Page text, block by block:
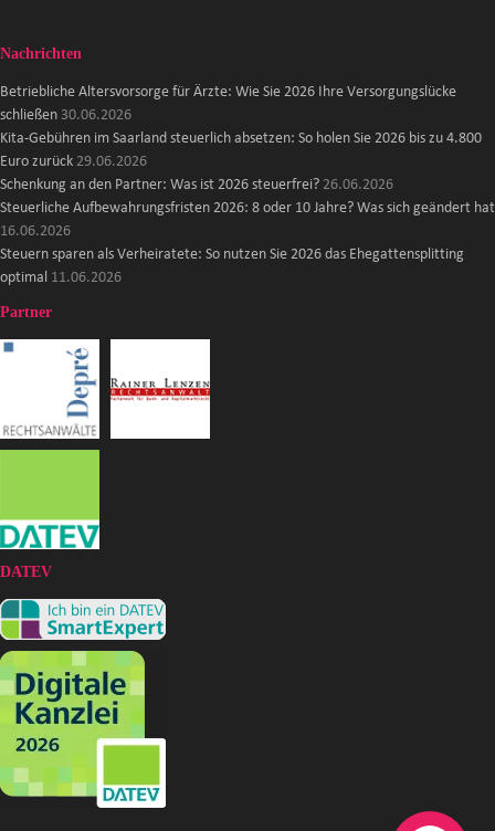
Nachrichten
Betriebliche Altersvorsorge für Ärzte: Wie Sie 2026 Ihre Versorgungslücke
schließen 30.06.2026
Kita-Gebühren im Saarland steuerlich absetzen: So holen Sie 2026 bis zu 4.800
Euro zurück 29.06.2026
Schenkung an den Partner: Was ist 2026 steuerfrei? 26.06.2026
Steuerliche Aufbewahrungsfristen 2026: 8 oder 10 Jahre? Was sich geändert hat
16.06.2026
Steuern sparen als Verheiratete: So nutzen Sie 2026 das Ehegattensplitting
optimal 11.06.2026
Partner
DATEV